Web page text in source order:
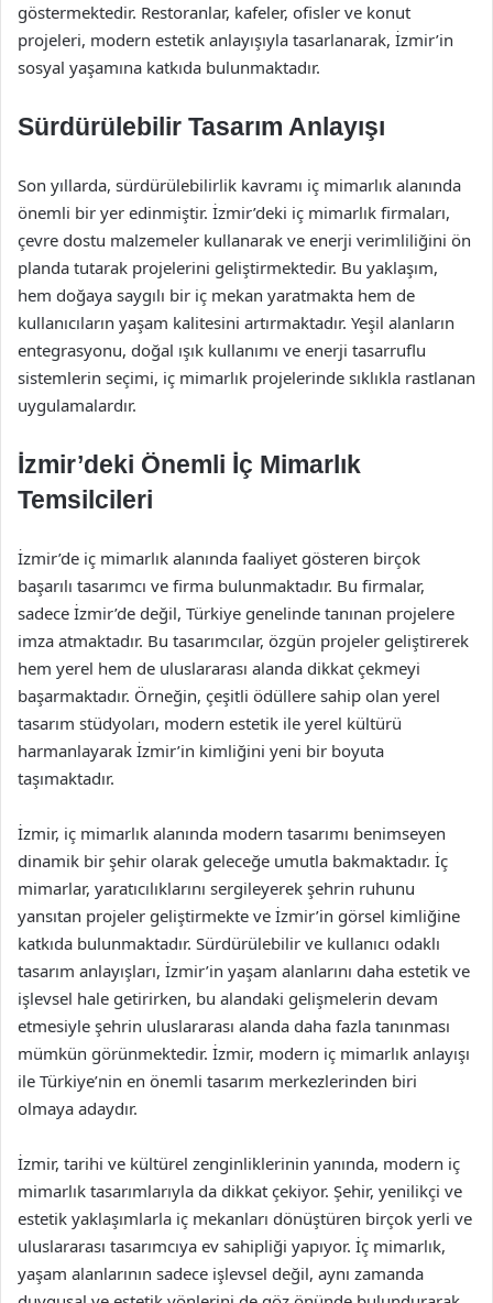
göstermektedir. Restoranlar, kafeler, ofisler ve konut
projeleri, modern estetik anlayışıyla tasarlanarak, İzmir’in
sosyal yaşamına katkıda bulunmaktadır.
Sürdürülebilir Tasarım Anlayışı
Son yıllarda, sürdürülebilirlik kavramı iç mimarlık alanında
önemli bir yer edinmiştir. İzmir’deki iç mimarlık firmaları,
çevre dostu malzemeler kullanarak ve enerji verimliliğini ön
planda tutarak projelerini geliştirmektedir. Bu yaklaşım,
hem doğaya saygılı bir iç mekan yaratmakta hem de
kullanıcıların yaşam kalitesini artırmaktadır. Yeşil alanların
entegrasyonu, doğal ışık kullanımı ve enerji tasarruflu
sistemlerin seçimi, iç mimarlık projelerinde sıklıkla rastlanan
uygulamalardır.
İzmir’deki Önemli İç Mimarlık
Temsilcileri
İzmir’de iç mimarlık alanında faaliyet gösteren birçok
başarılı tasarımcı ve firma bulunmaktadır. Bu firmalar,
sadece İzmir’de değil, Türkiye genelinde tanınan projelere
imza atmaktadır. Bu tasarımcılar, özgün projeler geliştirerek
hem yerel hem de uluslararası alanda dikkat çekmeyi
başarmaktadır. Örneğin, çeşitli ödüllere sahip olan yerel
tasarım stüdyoları, modern estetik ile yerel kültürü
harmanlayarak İzmir’in kimliğini yeni bir boyuta
taşımaktadır.
İzmir, iç mimarlık alanında modern tasarımı benimseyen
dinamik bir şehir olarak geleceğe umutla bakmaktadır. İç
mimarlar, yaratıcılıklarını sergileyerek şehrin ruhunu
yansıtan projeler geliştirmekte ve İzmir’in görsel kimliğine
katkıda bulunmaktadır. Sürdürülebilir ve kullanıcı odaklı
tasarım anlayışları, İzmir’in yaşam alanlarını daha estetik ve
işlevsel hale getirirken, bu alandaki gelişmelerin devam
etmesiyle şehrin uluslararası alanda daha fazla tanınması
mümkün görünmektedir. İzmir, modern iç mimarlık anlayışı
ile Türkiye’nin en önemli tasarım merkezlerinden biri
olmaya adaydır.
İzmir, tarihi ve kültürel zenginliklerinin yanında, modern iç
mimarlık tasarımlarıyla da dikkat çekiyor. Şehir, yenilikçi ve
estetik yaklaşımlarla iç mekanları dönüştüren birçok yerli ve
uluslararası tasarımcıya ev sahipliği yapıyor. İç mimarlık,
yaşam alanlarının sadece işlevsel değil, aynı zamanda